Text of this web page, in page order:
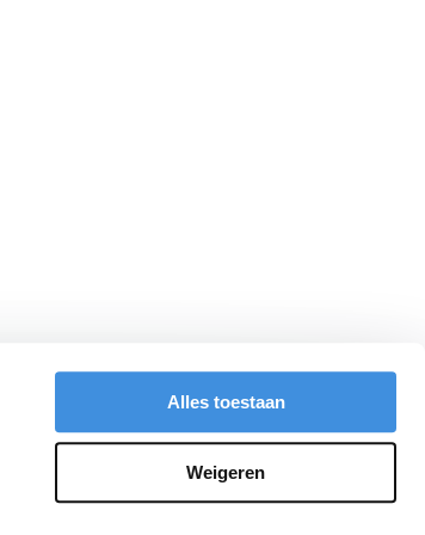
Alles toestaan
Weigeren